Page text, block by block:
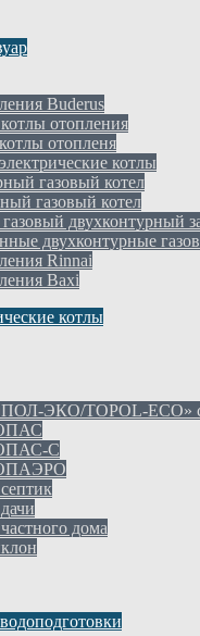
Buderus
отопления
отопленя
котлы
газовый котел
газовый котел
газовый двухконтурный
двухконтурные
Rinnai
Baxi
котлы
ЭКО/TOPOL-ECO»
С
дома